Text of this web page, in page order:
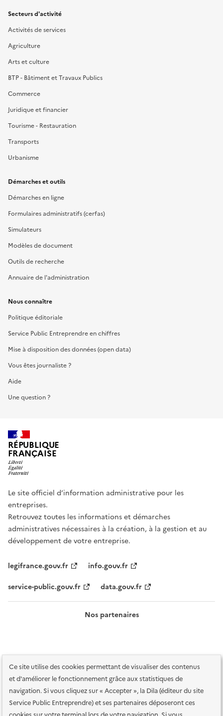
Ce site utilise des cookies permettant de visualiser des contenus
et d'améliorer le fonctionnement grâce aux statistiques de
navigation. Si vous cliquez sur « Accepter », la Dila (éditeur du site
Service Public Entreprendre) et ses partenaires déposeront ces
Secteurs d'activité
Activités de services
Agriculture
Arts et culture
BTP - Bâtiment et Travaux Publics
Commerce
Juridique et financier
Tourisme - Restauration
Transports
Urbanisme
Démarches et outils
Démarches en ligne
Formulaires administratifs (cerfas)
Simulateurs
Modèles de document
Outils de recherche
Annuaire de l'administration
Nous connaître
Politique éditoriale
Service Public Entreprendre en chiffres
Mise à disposition des données (open data)
Vous êtes journaliste ?
Aide
Une question ?
RÉPUBLIQUE
FRANÇAISE
Le site officiel d’information administrative pour les
entreprises.
Retrouvez toutes les informations et démarches
administratives nécessaires à la création, à la gestion et au
développement de votre entreprise.
legifrance.gouv.fr
info.gouv.fr
service-public.gouv.fr
data.gouv.fr
Nos partenaires
Plan du site Accessibilité : totalement conforme Accessibilité des